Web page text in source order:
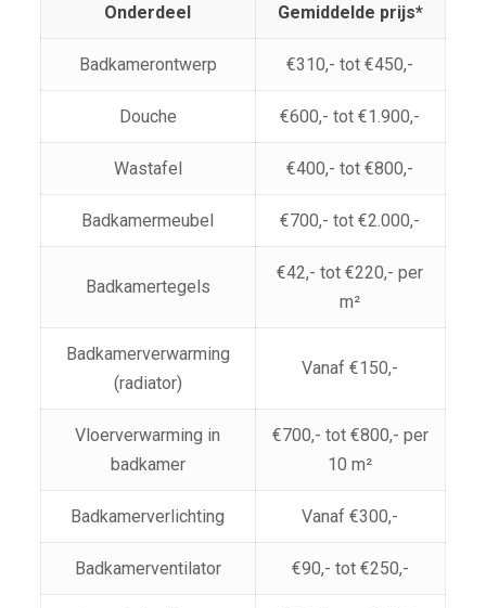
Onderdeel Gemiddelde prijs*
Badkamerontwerp €310,- tot €450,-
Douche €600,- tot €1.900,-
Wastafel €400,- tot €800,-
Badkamermeubel €700,- tot €2.000,-
Badkamertegels
€42,- tot €220,- per
m²
Badkamerverwarming
(radiator)
Vanaf €150,-
Vloerverwarming in
badkamer
€700,- tot €800,- per
10 m²
Badkamerverlichting Vanaf €300,-
Badkamerventilator €90,- tot €250,-